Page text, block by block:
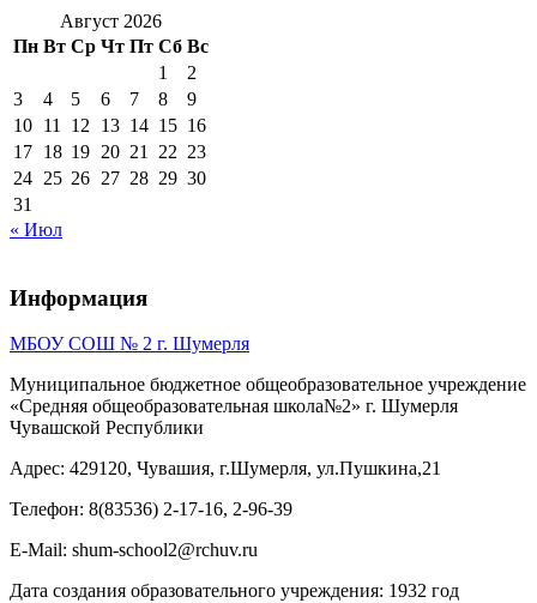
Август 2026
Пн Вт Ср Чт Пт Сб Вс
1
2
3
4 5 6 7 8
9
10 11 12 13 14 15 16
17 18 19 20 21 22 23
24 25 26 27 28 29 30
31
« Июл
Информация
МБОУ СОШ № 2 г. Шумерля
Муниципальное бюджетное общеобразовательное учреждение
«Средняя общеобразовательная школа№2» г. Шумерля
Чувашской Республики
Адрес: 429120, Чувашия, г.Шумерля, ул.Пушкина,21
Телефон: 8(83536) 2-17-16, 2-96-39
E-Mail: shum-school2@rchuv.ru
Дата создания образовательного учреждения: 1932 год